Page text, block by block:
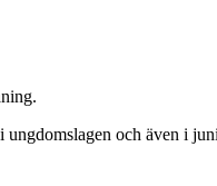
och även i